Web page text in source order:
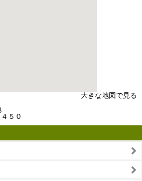
大きな地図で見る
５０